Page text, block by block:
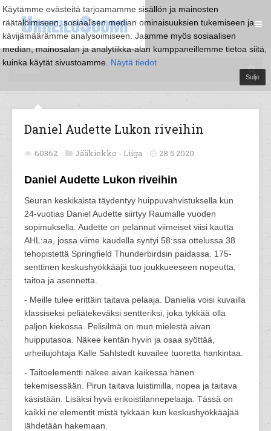
Käytämme evästeitä tarjoamamme sisällön ja mainosten
räätälöimiseen, sosiaalisen median ominaisuuksien tukemiseen ja
kävijämäärämme analysoimiseen. Jaamme myös sosiaalisen
median, mainosalan ja analytiikka-alan kumppaneillemme tietoa siitä,
kuinka käytät sivustoamme. Näytä tiedot
Sulje
Daniel Audette Lukon riveihin
60362 Jääkiekko - Liiga 28.5.2020
Daniel Audette Lukon riveihin
Seuran keskikaista täydentyy huippuvahvistuksella kun
24-vuotias Daniel Audette siirtyy Raumalle vuoden
sopimuksella. Audette on pelannut viimeiset viisi kautta
AHL:aa, jossa viime kaudella syntyi 58:ssa ottelussa 38
tehopistettä Springfield Thunderbirdsin paidassa. 175-
senttinen keskushyökkääjä tuo joukkueeseen nopeutta,
taitoa ja asennetta.
- Meille tulee erittäin taitava pelaaja. Danielia voisi kuvailla
klassiseksi peliätekeväksi sentteriksi, joka tykkää olla
paljon kiekossa. Pelisilmä on mun mielestä aivan
huipputasoa. Näkee kentän hyvin ja osaa syöttää,
urheilujohtaja Kalle Sahlstedt kuvailee tuoretta hankintaa.
- Taitoelementti näkee aivan kaikessa hänen
tekemisessään. Pirun taitava luistimilla, nopea ja taitava
käsistään. Lisäksi hyvä erikoistilannepelaaja. Tässä on
kaikki ne elementit mistä tykkään kun keskushyökkääjää
lähdetään hakemaan.